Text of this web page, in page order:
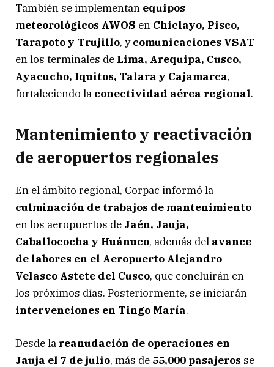
También se implementan equipos
meteorológicos AWOS en Chiclayo, Pisco,
Tarapoto y Trujillo, ycomunicaciones VSAT
en los terminales de Lima, Arequipa, Cusco,
Ayacucho, Iquitos, Talara y Cajamarca,
fortaleciendo la conectividad aérea regional.
Mantenimiento y reactivación
de aeropuertos regionales
En el ámbito regional, Corpac informó la
culminación de trabajos de mantenimiento
en los aeropuertos de Jaén, Jauja,
Caballococha y Huánuco, además del avance
de labores en el Aeropuerto Alejandro
Velasco Astete del Cusco, que concluirán en
los próximos días. Posteriormente, se iniciarán
intervenciones en Tingo María.
Desde la reanudación de operaciones en
Jauja el 7 de julio, más de 55,000 pasajeros se